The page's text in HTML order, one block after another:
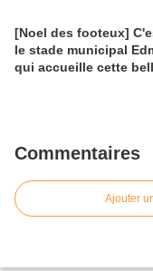
[Noel des footeux]
le stade municipal
qui accueille cette
Commentaires
Ajouter